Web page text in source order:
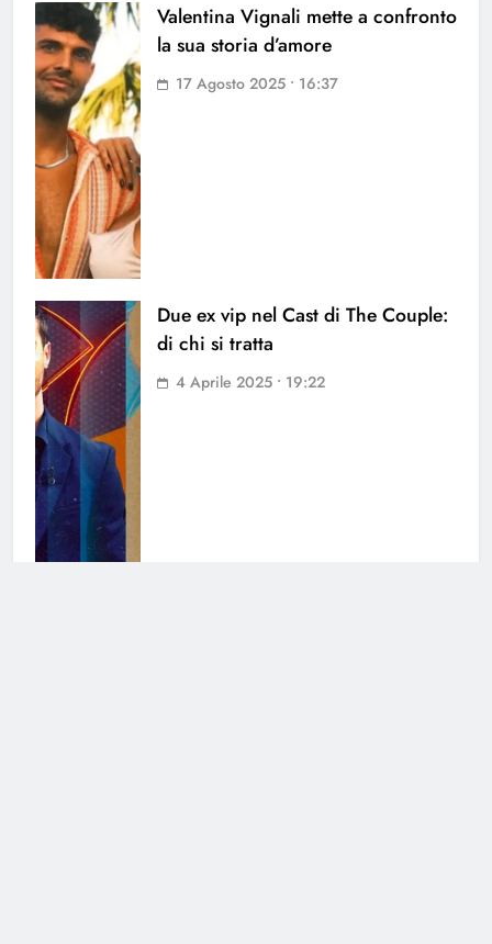
Valentina Vignali mette a confronto
la sua storia d’amore
17 Agosto 2025 • 16:37
Due ex vip nel Cast di The Couple:
di chi si tratta
4 Aprile 2025 • 19:22